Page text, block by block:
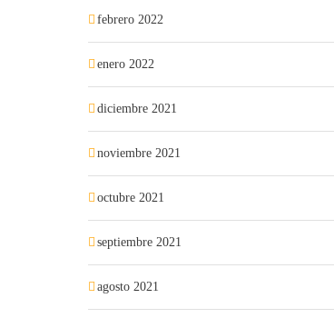
febrero 2022
enero 2022
diciembre 2021
noviembre 2021
octubre 2021
septiembre 2021
agosto 2021